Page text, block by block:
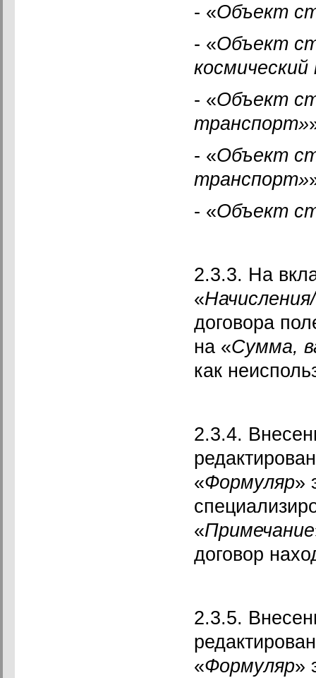
- «Объект
- «Объект
- «Объект
транспорт»
- «Объект
транспорт»
- «Объект
2.3.3. На
«
договора
на «Сумма,
как
2.3.4.
«Формуляр»
«Примечание
договор
2.3.5.
«Формуляр»